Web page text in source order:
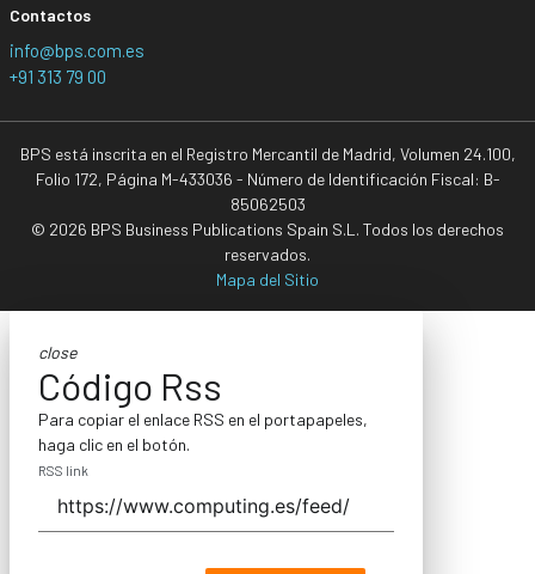
Contactos
info@bps.com.es
+91 313 79 00
BPS está inscrita en el Registro Mercantil de Madrid, Volumen 24.100,
Folio 172, Página M-433036 - Número de Identificación Fiscal: B-
85062503
© 2026 BPS Business Publications Spain S.L. Todos los derechos
reservados.
Mapa del Sitio
close
Código Rss
Para copiar el enlace RSS en el portapapeles,
haga clic en el botón.
RSS link